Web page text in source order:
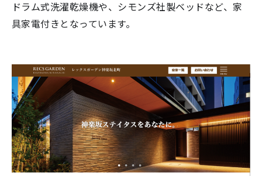
ドラム式洗濯乾燥機や、シモンズ社製ベッドなど、家
具家電付きとなっています。